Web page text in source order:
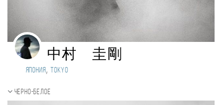
中村 圭剛
Япония, Tokyo
Черно-белое